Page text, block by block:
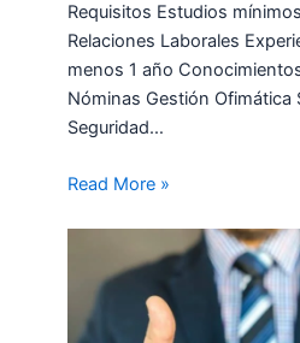
Requisitos Estudios
Relaciones Laborales
menos 1 año
Nóminas Gestión Ofimática
Seguridad…
Read More »